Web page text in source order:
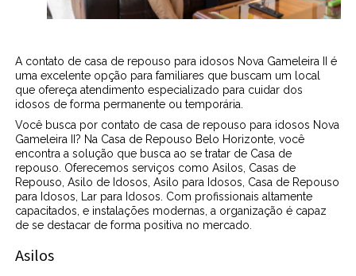
A contato de casa de repouso para idosos Nova Gameleira II é
uma excelente opção para familiares que buscam um local
que ofereça atendimento especializado para cuidar dos
idosos de forma permanente ou temporária.
Você busca por contato de casa de repouso para idosos Nova
Gameleira II? Na Casa de Repouso Belo Horizonte, você
encontra a solução que busca ao se tratar de Casa de
repouso. Oferecemos serviços como Asilos, Casas de
Repouso, Asilo de Idosos, Asilo para Idosos, Casa de Repouso
para Idosos, Lar para Idosos. Com profissionais altamente
capacitados, e instalações modernas, a organização é capaz
de se destacar de forma positiva no mercado.
Asilos